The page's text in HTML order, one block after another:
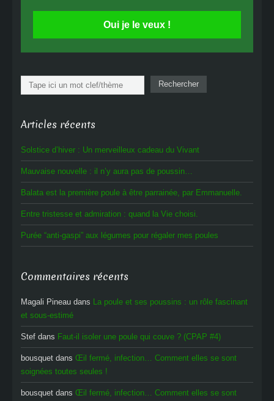
Oui je le veux !
Rechercher Rechercher
Articles récents
Solstice d’hiver : Un merveilleux cadeau du Vivant
Mauvaise nouvelle : il n’y aura pas de poussin…
Balata est la première poule à être parrainée, par Emmanuelle.
Entre tristesse et admiration : quand la Vie choisi.
Purée “anti-gaspi” aux légumes pour régaler mes poules
Commentaires récents
Magali Pineau dans La poule et ses poussins : un rôle fascinant
et sous-estimé
Stef dans Faut-il isoler une poule qui couve ? (CPAP #4)
bousquet dans Œil fermé, infection… Comment elles se sont
soignées toutes seules !
bousquet dans Œil fermé, infection… Comment elles se sont